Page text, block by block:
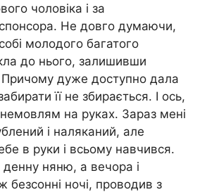
чоловіка і за
Не довго думаючи,
молодого багатого
до нього, залишивши
дуже доступно дала
її не збирається. І ось,
на руках. Зараз мені
і наляканий, але
в руки і всьому навчився.
няню, а вечора і
безсонні ночі, проводив з